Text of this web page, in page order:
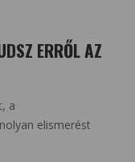
ERRŐL AZ
a
elismerést